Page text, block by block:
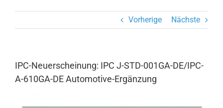
Vorherige Nächste
IPC-Neuerscheinung: IPC J-STD-001GA-DE/IPC-
A-610GA-DE Automotive-Ergänzung